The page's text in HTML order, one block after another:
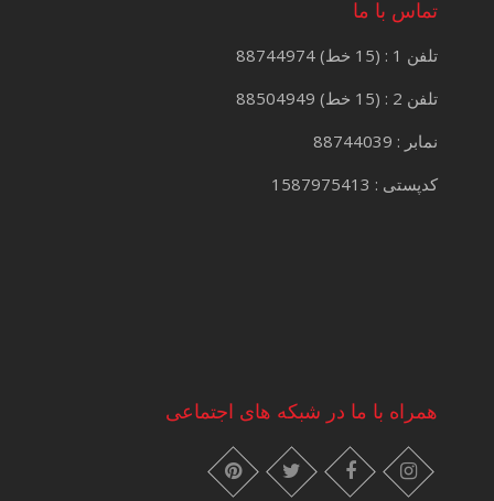
تماس با ما
تلفن 1 : (15 خط) 88744974
تلفن 2 : (15 خط) 88504949
نمابر : 88744039
کدپستی : 1587975413
همراه با ما در شبکه های اجتماعی
instagram
facebook
twitter
pinterest